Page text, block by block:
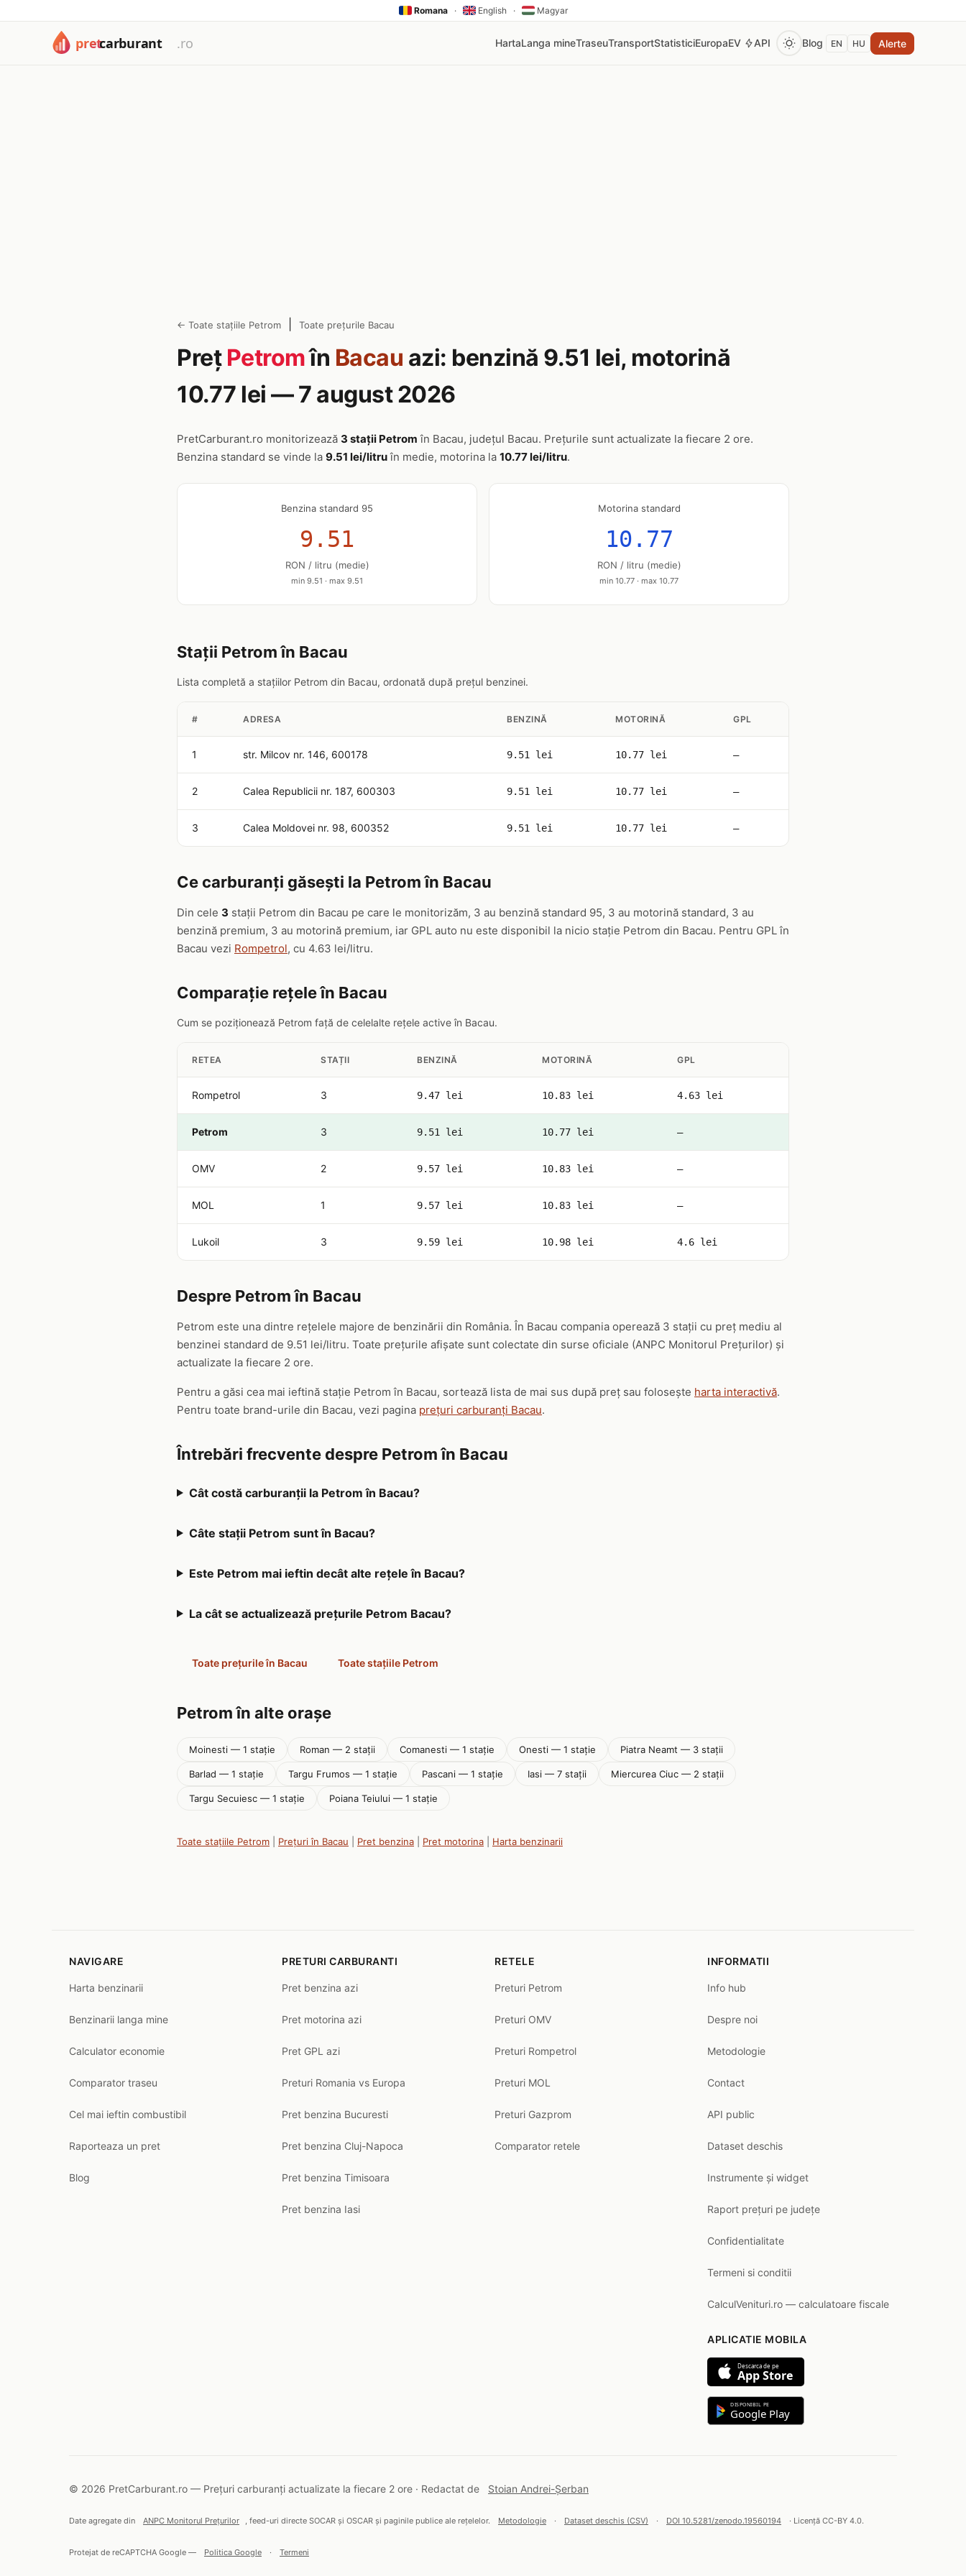
Romana · English · Magyar
HartaLanga mineTraseuTransportStatisticiEuropaEV API Blog EN HU Alerte
← Toate stațiile Petrom Toate prețurile Bacau
Preț Petromîn Bacau azi: benzină 9.51 lei, motorină
10.77 lei — 7 august 2026
PretCarburant.ro monitorizează 3 stații Petrom în Bacau, județul Bacau. Prețurile sunt actualizate la fiecare 2 ore.
Benzina standard se vinde la 9.51 lei/litruîn medie, motorina la 10.77 lei/litru.
Benzina standard 95
9.51
RON / litru (medie)
min 9.51 · max 9.51
Motorina standard
10.77
RON / litru (medie)
min 10.77 · max 10.77
Stații Petrom în Bacau
Lista completă a stațiilor Petrom din Bacau, ordonată după prețul benzinei.
# ADRESA BENZINĂ MOTORINĂ GPL
1 str. Milcov nr. 146, 600178 9.51 lei 10.77 lei —
2 Calea Republicii nr. 187, 600303 9.51 lei 10.77 lei —
3 Calea Moldovei nr. 98, 600352 9.51 lei 10.77 lei —
Ce carburanți găsești la Petrom în Bacau
Din cele 3 stații Petrom din Bacau pe care le monitorizăm, 3 au benzină standard 95, 3 au motorină standard, 3 au
benzină premium, 3 au motorină premium, iar GPL auto nu este disponibil la nicio stație Petrom din Bacau. Pentru GPL în
Bacau vezi Rompetrol, cu 4.63 lei/litru.
Comparație rețele în Bacau
Cum se poziționează Petrom față de celelalte rețele active în Bacau.
RETEA STAȚII BENZINĂ MOTORINĂ GPL
Rompetrol 3 9.47 lei 10.83 lei 4.63 lei
Petrom 3 9.51 lei 10.77 lei —
OMV 2 9.57 lei 10.83 lei —
MOL 1 9.57 lei 10.83 lei —
Lukoil 3 9.59 lei 10.98 lei 4.6 lei
Despre Petrom în Bacau
Petrom este una dintre rețelele majore de benzinării din România. În Bacau compania operează 3 stații cu preț mediu al
benzinei standard de 9.51 lei/litru. Toate prețurile afișate sunt colectate din surse oficiale (ANPC Monitorul Prețurilor) și
actualizate la fiecare 2 ore.
Pentru a găsi cea mai ieftină stație Petrom în Bacau, sortează lista de mai sus după preț sau folosește harta interactivă.
Pentru toate brand-urile din Bacau, vezi pagina prețuri carburanți Bacau.
Întrebări frecvente despre Petrom în Bacau
Cât costă carburanții la Petrom în Bacau?
Câte stații Petrom sunt în Bacau?
Este Petrom mai ieftin decât alte rețele în Bacau?
La cât se actualizează prețurile Petrom Bacau?
Toate prețurile în Bacau Toate stațiile Petrom
Petrom în alte orașe
Moinesti — 1 stație Roman — 2 stații Comanesti — 1 stație Onesti — 1 stație Piatra Neamt — 3 stații
Barlad — 1 stație Targu Frumos — 1 stație Pascani — 1 stație Iasi — 7 stații Miercurea Ciuc — 2 stații
Targu Secuiesc — 1 stație Poiana Teiului — 1 stație
Toate stațiile Petrom Prețuri în Bacau Pret benzina Pret motorina Harta benzinarii
NAVIGARE
Harta benzinarii
Benzinarii langa mine
Calculator economie
Comparator traseu
Cel mai ieftin combustibil
Raporteaza un pret
Blog
PRETURI CARBURANTI
Pret benzina azi
Pret motorina azi
Pret GPL azi
Preturi Romania vs Europa
Pret benzina Bucuresti
Pret benzina Cluj-Napoca
Pret benzina Timisoara
Pret benzina Iasi
RETELE
Preturi Petrom
Preturi OMV
Preturi Rompetrol
Preturi MOL
Preturi Gazprom
Comparator retele
INFORMATII
Info hub
Despre noi
Metodologie
Contact
API public
Dataset deschis
Instrumente și widget
Raport prețuri pe județe
Confidentialitate
Termeni si conditii
CalculVenituri.ro — calculatoare fiscale
APLICATIE MOBILA
Descarca de pe
App Store
DISPONIBIL PE
Google Play
© 2026 PretCarburant.ro — Prețuri carburanți actualizate la fiecare 2 ore · Redactat de Stoian Andrei-Șerban
Date agregate din ANPC Monitorul Prețurilor , feed-uri directe SOCAR și OSCAR și paginile publice ale rețelelor. Metodologie · Dataset deschis (CSV) · DOI 10.5281/zenodo.19560194 · Licență CC-BY 4.0.
Protejat de reCAPTCHA Google — Politica Google · Termeni